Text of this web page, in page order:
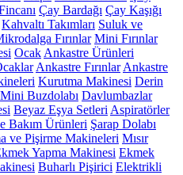
Çay Bardağı Çay Kaşığı
Kahvaltı Takımları Suluk ve
Fırınlar Mini Fırınlar
Ocak Ankastre Ürünleri
Ankastre Fırınlar Ankastre
Kurutma Makinesi Derin
Mini Buzdolabı Davlumbazlar
Beyaz Eşya Setleri Aspiratörler
Bakım Ürünleri Şarap Dolabı
ve Pişirme Makineleri Mısır
Yapma Makinesi Ekmek
Buharlı Pişirici Elektrikli